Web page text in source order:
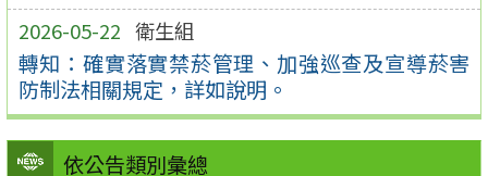
2026-05-22 衛生組
轉知：確實落實禁菸管理、加強巡查及宣導菸害
防制法相關規定，詳如說明。
依公告類別彙總